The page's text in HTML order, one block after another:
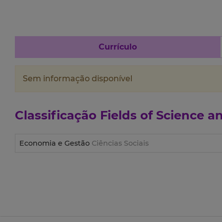
Currículo
Sem informação disponível
Classificação Fields of Science
Economia e Gestão Ciências Sociais